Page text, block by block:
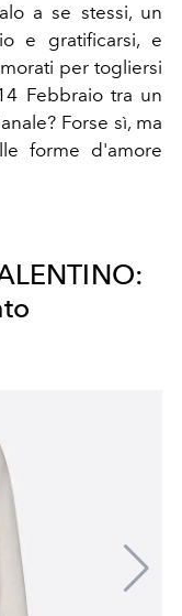
a se stessi, un
e gratificarsi, e
per togliersi
Febbraio tra un
Forse sì, ma
forme d'amore